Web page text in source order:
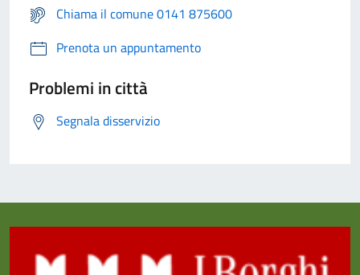
Chiama il comune 0141 875600
Prenota un appuntamento
Problemi in città
Segnala disservizio